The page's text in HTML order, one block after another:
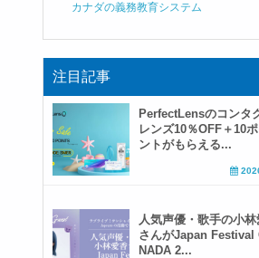
カナダの義務教育システム
注目記事
PerfectLensのコンタ
レンズ10％OFF＋10ポ
ントがもらえる...
人気声優・歌手の小
さんがJapan Festival
NADA 2...